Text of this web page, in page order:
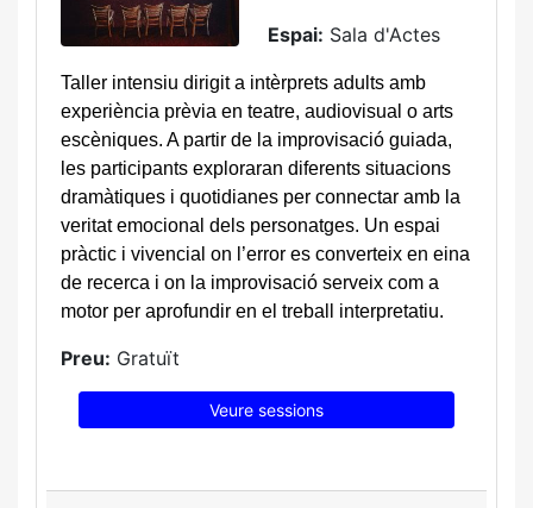
Espai: Sala d'Actes
Taller intensiu dirigit a intèrprets adults amb
experiència prèvia en teatre, audiovisual o arts
escèniques. A partir de la improvisació guiada,
les participants exploraran diferents situacions
dramàtiques i quotidianes per connectar amb la
veritat emocional dels personatges. Un espai
pràctic i vivencial on l’error es converteix en eina
de recerca i on la improvisació serveix com a
motor per aprofundir en el treball interpretatiu.
Preu: Gratuït
Veure sessions